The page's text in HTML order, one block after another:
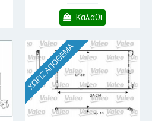
Καλαθι
ΧΩΡΊΣ ΑΠΌΘΕΜΑ